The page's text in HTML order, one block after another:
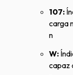
107:
carga
n
W:
capaz